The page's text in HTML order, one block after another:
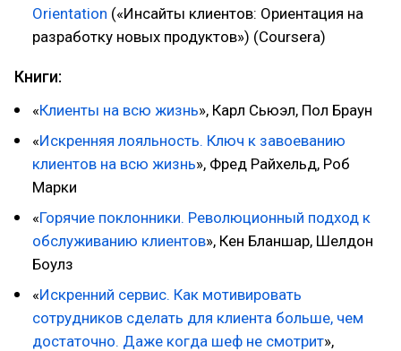
Orientation («Инсайты клиентов: Ориентация на
разработку новых продуктов») (Coursera)
Книги:
«Клиенты на всю жизнь», Карл Сьюэл, Пол Браун
«Искренняя лояльность. Ключ к завоеванию
клиентов на всю жизнь», Фред Райхельд, Роб
Марки
«Горячие поклонники. Революционный подход к
обслуживанию клиентов», Кен Бланшар, Шелдон
Боулз
«Искренний сервис. Как мотивировать
сотрудников сделать для клиента больше, чем
достаточно. Даже когда шеф не смотрит»,